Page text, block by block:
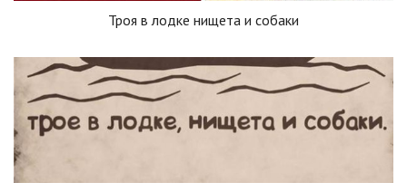
Троя в лодке нищета и собаки